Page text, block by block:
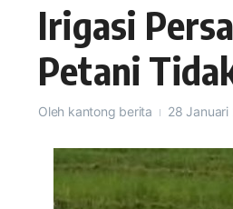
Irigasi
Petani
Oleh kantong berita 28 Januari